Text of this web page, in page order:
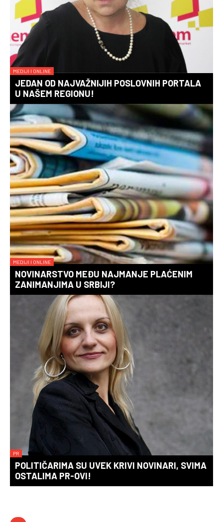
MEDIJI I ONLINE
JEDAN OD NAJVAŽNIJIH POSLOVNIH PORTALA
U NAŠEM REGIONU!
MEDIJI I ONLINE
NOVINARSTVO MEĐU NAJMANJE PLAĆENIM
ZANIMANJIMA U SRBIJI?
PR
POLITIČARIMA SU UVEK KRIVI NOVINARI, SVIMA
OSTALIMA PR-OVI!